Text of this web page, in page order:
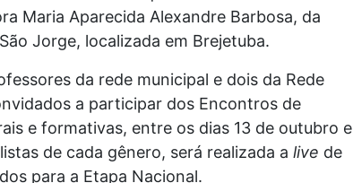
Maria Aparecida Alexandre Barbosa, da
Jorge, localizada em Brejetuba.
da rede municipal e dois da Rede
a participar dos Encontros de
e formativas, entre os dias 13 de outubro e
de cada gênero, será realizada a live de
para a Etapa Nacional.